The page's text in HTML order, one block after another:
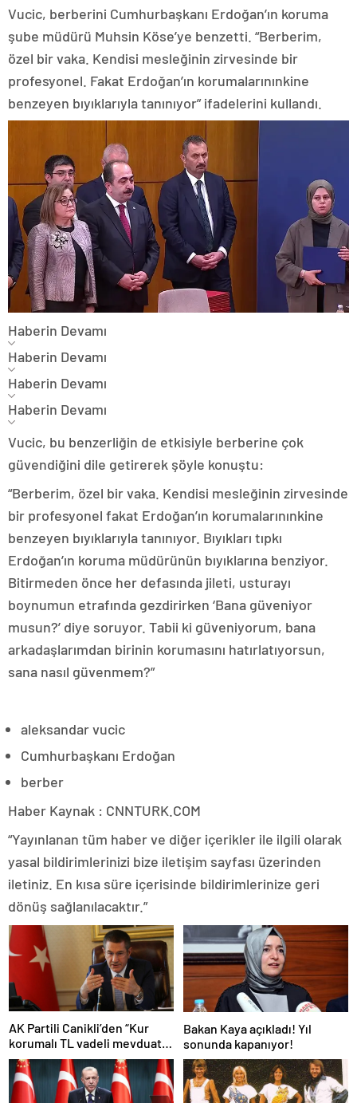
Vucic, berberini Cumhurbaşkanı Erdoğan’ın koruma
şube müdürü Muhsin Köse’ye benzetti. “Berberim,
özel bir vaka. Kendisi mesleğinin zirvesinde bir
profesyonel. Fakat Erdoğan’ın korumalarınınkine
benzeyen bıyıklarıyla tanınıyor” ifadelerini kullandı.
Haberin Devamı
Haberin Devamı
Haberin Devamı
Haberin Devamı
Vucic, bu benzerliğin de etkisiyle berberine çok
güvendiğini dile getirerek şöyle konuştu:
“Berberim, özel bir vaka. Kendisi mesleğinin zirvesinde
bir profesyonel fakat Erdoğan’ın korumalarınınkine
benzeyen bıyıklarıyla tanınıyor. Bıyıkları tıpkı
Erdoğan’ın koruma müdürünün bıyıklarına benziyor.
Bitirmeden önce her defasında jileti, usturayı
boynumun etrafında gezdirirken ‘Bana güveniyor
musun?’ diye soruyor. Tabii ki güveniyorum, bana
arkadaşlarımdan birinin korumasını hatırlatıyorsun,
sana nasıl güvenmem?”
aleksandar vucic
Cumhurbaşkanı Erdoğan
berber
Haber Kaynak : CNNTURK.COM
“Yayınlanan tüm haber ve diğer içerikler ile ilgili olarak
yasal bildirimlerinizi bize iletişim sayfası üzerinden
iletiniz. En kısa süre içerisinde bildirimlerinize geri
dönüş sağlanılacaktır.”
AK Partili Canikli’den “Kur
korumalı TL vadeli mevduat
sistemi” açıklaması!
Bakan Kaya açıkladı! Yıl
sonunda kapanıyor!